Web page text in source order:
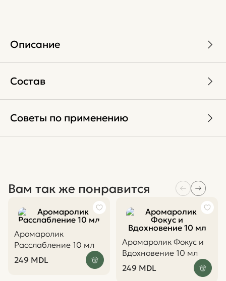
Описание
Состав
Советы по применению
Вам так же понравится
Аромаролик
Расслабление 10 мл
249 MDL
Аромаролик Фокус и
Вдохновение 10 мл
249 MDL